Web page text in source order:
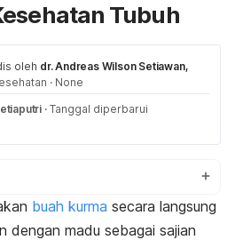
Tubuh
oleh dr. Andreas Wilson Setiawan,
· None
· Tanggal diperbarui
buah kurma secara langsung
dengan madu sebagai sajian